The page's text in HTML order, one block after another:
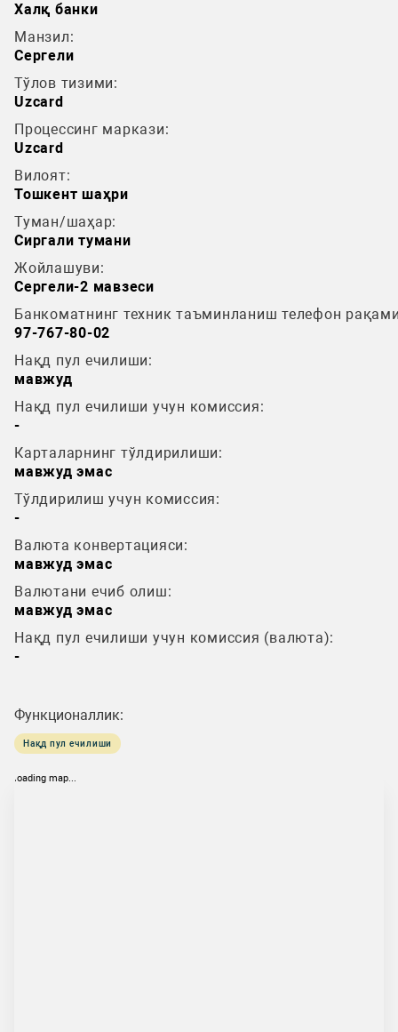
Халқ банки
Манзил:
Сергели
Тўлов тизими:
Uzcard
Процессинг маркази:
Uzcard
Вилоят:
Тошкент шаҳри
Туман/шаҳар:
Сиргали тумани
Жойлашуви:
Сергели-2 мавзеси
Банкоматнинг техник таъминланиш телефон
97-767-80-02
Нақд пул ечилиши:
мавжуд
Нақд пул ечилиши учун комиссия:
-
Карталарнинг тўлдирилиши:
мавжуд эмас
Тўлдирилиш учун комиссия:
-
Валюта конвертацияси:
мавжуд эмас
Валютани ечиб олиш:
мавжуд эмас
Нақд пул ечилиши учун комиссия (валюта):
-
Функционаллик:
Нақд пул ечилиши
loading map...